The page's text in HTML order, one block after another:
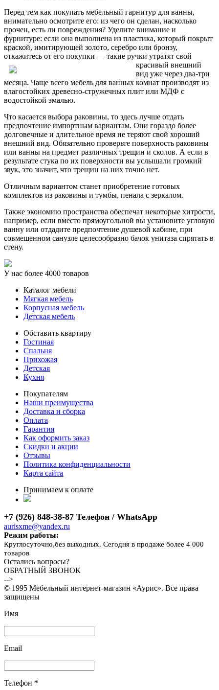
Перед тем как покупать мебельный гарнитур для ванны,
внимательно осмотрите его: из чего он сделан, насколько
прочен, есть ли повреждения? Уделите внимание и
фурнитуре: если она выполнена из пластика, который покрыт
краской, имитирующей золото, серебро или бронзу,
откажитесь от его покупки — такие ручки утратят свой
красивый внешний
вид уже через два-три
месяца. Чаще всего мебель для ванных комнат производят из
влагостойких древесно-стружечных плит или МДФ с
водостойкой эмалью.
Что касается выбора раковины, то здесь лучше отдать
предпочтение импортным вариантам. Они гораздо более
долговечные и длительное время не теряют свой хороший
внешний вид. Обязательно проверьте поверхность раковины
или ванны на предмет различных трещин и сколов. А если в
результате стука по их поверхности вы услышали громкий
звук, это значит, что трещин на них точно нет.
Отличным вариантом станет приобретение готовых
комплектов из раковины и тумбы, пенала с зеркалом.
Также экономию пространства обеспечат некоторые хитрости,
например, если вместо прямоугольной вы установите угловую
ванну или отдадите предпочтение душевой кабине, при
совмещенном санузле целесообразно бачок унитаза спрятать в
стену.
У нас более 4000 товаров
Каталог мебели
Мягкая мебель
Корпусная мебель
Детская мебель
Обставить квартиру
Гостиная
Спальня
Прихожая
Детская
Кухня
Покупателям
Наши преимущества
Доставка и сборка
Оплата
Гарантия
Как оформить заказ
Скидки и акции
Отзывы
Политика конфиденциальности
Карта сайта
Принимаем к оплате
+7 (926) 848-38-87 Телефон / WhatsApp
aurisxme@yandex.ru
Режим работы:
Круглосуточно,без выходных. Сегодня в продаже более 4 000
товаров
Остались вопросы?
ОБРАТНЫЙ ЗВОНОК
-->
© 1995 Мебельный интернет-магазин «Аурис». Все права
защищены
Имя
Email
Телефон *